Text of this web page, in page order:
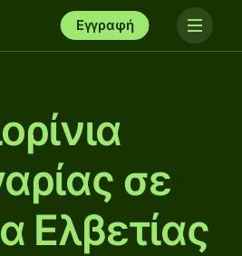
Εγγραφή
σε
Ελβετίας